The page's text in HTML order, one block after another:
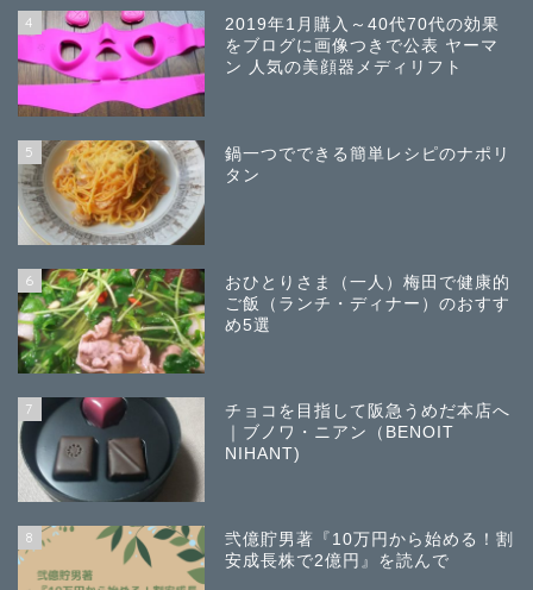
4
2019年1月購入～40代70代の効果
をブログに画像つきで公表 ヤーマ
ン 人気の美顔器メディリフト
5
鍋一つでできる簡単レシピのナポリ
タン
6
おひとりさま（一人）梅田で健康的
ご飯（ランチ・ディナー）のおすす
め5選
7
チョコを目指して阪急うめだ本店へ
｜ブノワ・ニアン（BENOIT
NIHANT)
8
弐億貯男著『10万円から始める！割
安成長株で2億円』を読んで